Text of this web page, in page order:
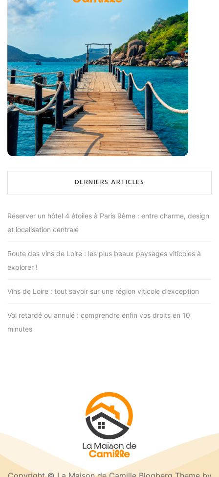
DERNIERS ARTICLES
Réserver un hôtel 4 étoiles à Paris 9ème : entre charme, design
et localisation centrale
Route des vins de Loire : les plus beaux paysages viticoles à
explorer !
Vins de Loire : tout savoir sur une région viticole d’exception
Vol retardé ou annulé : comprendre enfin vos droits en 10
minutes